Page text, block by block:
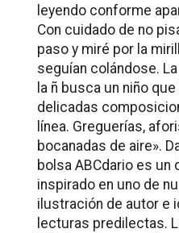
leyendo conforme
Con cuidado de no
paso y miré por la
seguían colándose.
la ñ busca un niño
delicadas
línea. Greguerías,
bocanadas de aire».
bolsa ABCdario es un
inspirado en uno de
ilustración de autor e
lecturas predilectas.